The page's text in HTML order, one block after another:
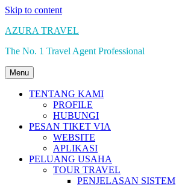
Skip to content
AZURA TRAVEL
The No. 1 Travel Agent Professional
Menu
TENTANG KAMI
PROFILE
HUBUNGI
PESAN TIKET VIA
WEBSITE
APLIKASI
PELUANG USAHA
TOUR TRAVEL
PENJELASAN SISTEM